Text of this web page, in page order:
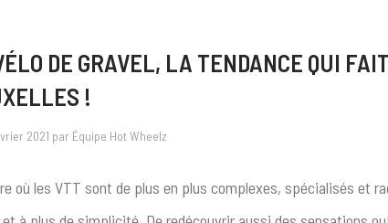
DE GRAVEL, LA TENDANCE QUI
!
2021 par Équipe Hot Wheelz
où les VTT sont de plus en plus complexes, spécialisés et